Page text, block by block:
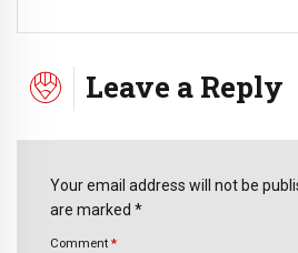
Leave a Reply
Your email address will not be
are marked *
Comment *